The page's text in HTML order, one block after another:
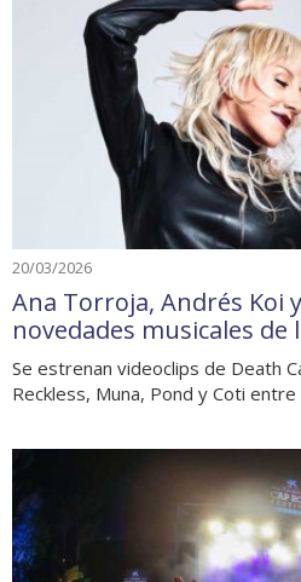
20/03/2026
Ana Torroja, Andrés Koi
novedades musicales de
Se estrenan videoclips de Death
Reckless, Muna, Pond y Coti